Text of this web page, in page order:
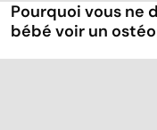
Pourquoi vous ne
bébé voir un